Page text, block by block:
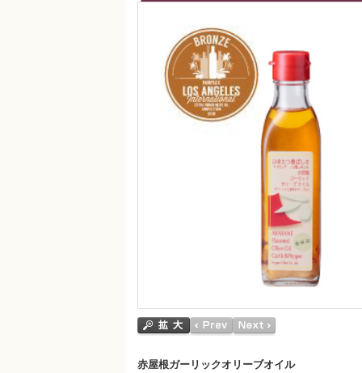
赤屋根ガーリックオリーブオイル